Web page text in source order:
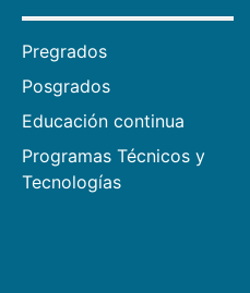
Pregrados
Posgrados
Educación continua
Programas Técnicos y
Tecnologías